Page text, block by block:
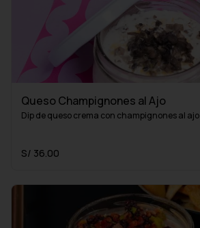
Queso Champignones al Ajo
Dip de queso crema con champignones al ajo
S/ 36.00